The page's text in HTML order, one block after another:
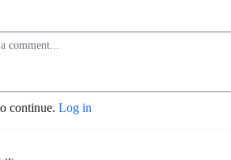
continue. Log in